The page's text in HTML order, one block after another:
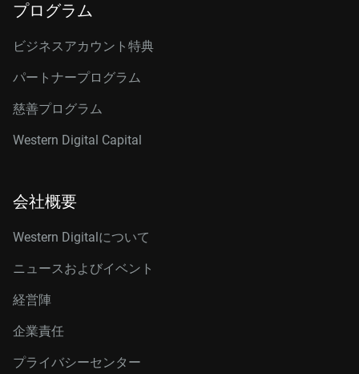
プログラム
ビジネスアカウント特典
パートナープログラム
慈善プログラム
Western Digital Capital
会社概要
Western Digitalについて
ニュースおよびイベント
経営陣
企業責任
プライバシーセンター